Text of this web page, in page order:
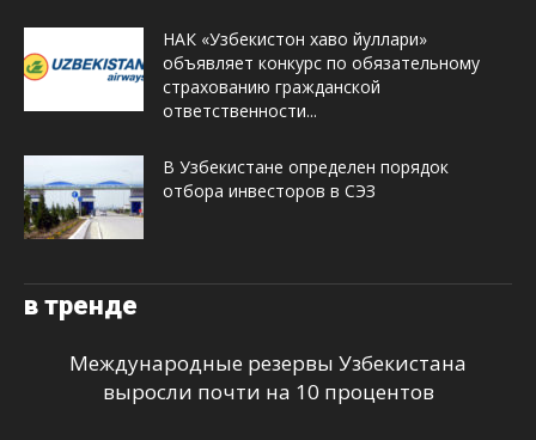
НАК «Узбекистон хаво йуллари»
объявляет конкурс по обязательному
страхованию гражданской
ответственности...
В Узбекистане определен порядок
отбора инвесторов в СЭЗ
в тренде
Международные резервы Узбекистана
выросли почти на 10 процентов